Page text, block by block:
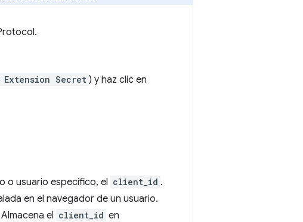
Extension Secret ) y haz clic en
o usuario específico, el client_id .
en el navegador de un usuario.
el client_id en